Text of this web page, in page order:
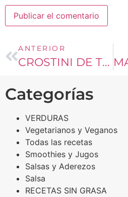
ANTERIOR
CROSTINI DE TOMATE Y MOZZARELLA
Categorías
VERDURAS
Vegetarianos y Veganos
Todas las recetas
Smoothies y Jugos
Salsas y Aderezos
Salsa
RECETAS SIN GRASA